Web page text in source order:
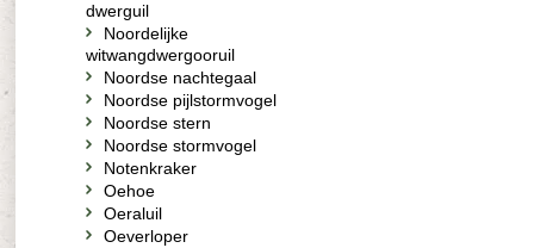
dwerguil
Noordelijke
witwangdwergooruil
Noordse nachtegaal
Noordse pijlstormvogel
Noordse stern
Noordse stormvogel
Notenkraker
Oehoe
Oeraluil
Oeverloper